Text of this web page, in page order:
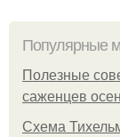
Популярные
Полезные
саженцев
Схема